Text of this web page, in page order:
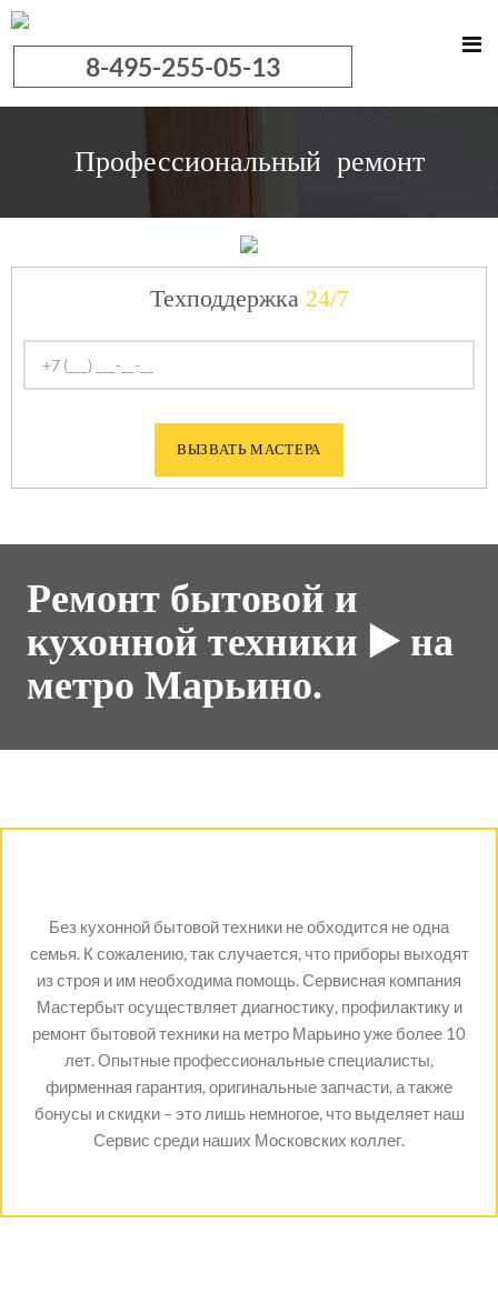
8-495-255-05-13
Профессиональный ремонт
Техподдержка 24/7
Ремонт бытовой и
кухонной техники ▶️ на
метро Марьино.
Без кухонной бытовой техники не обходится не одна
семья. К сожалению, так случается, что приборы выходят
из строя и им необходима помощь. Сервисная компания
Мастербыт осуществляет диагностику, профилактику и
ремонт бытовой техники на метро Марьино уже более 10
лет. Опытные профессиональные специалисты,
фирменная гарантия, оригинальные запчасти, а также
бонусы и скидки – это лишь немногое, что выделяет наш
Сервис среди наших Московских коллег.